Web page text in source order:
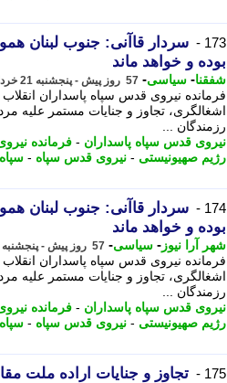
173 -
سردار قاآنی: جنوب لبنان
بوده و خواهد ماند
شفقنا- سیاسی- 57 روز پیش - پنجشنبه 21 خرداد 1405، 20:32
فرمانده نیروی قدس سپاه پاسداران انقلاب
اشغالگری، تجاوز و جنایات مستمر علیه
رزمندگان ...
نیروی قدس سپاه پاسداران - فرمانده
رژیم صهیونیستی - نیروی قدس سپاه -
174 -
سردار قاآنی: جنوب لبنان
بوده و خواهد ماند
شهر آرا نیوز - سیاسی- 57 روز پیش - پنجشنبه 21 خرداد 1405، 20:22
فرمانده نیروی قدس سپاه پاسداران انقلاب
اشغالگری، تجاوز و جنایات مستمر علیه
رزمندگان ...
نیروی قدس سپاه پاسداران - فرمانده
رژیم صهیونیستی - نیروی قدس سپاه -
175 -
تجاوز و جنایات اراده ملت